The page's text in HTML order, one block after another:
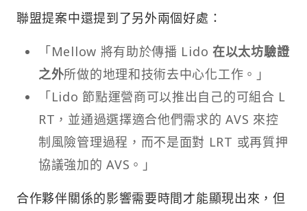
聯盟提案中還提到了另外兩個好處：
「Mellow 將有助於傳播 Lido 在以太坊驗證
之外所做的地理和技術去中心化工作。」
「Lido 節點運營商可以推出自己的可組合 L
RT，並通過選擇適合他們需求的 AVS 來控
制風險管理過程，而不是面對 LRT 或再質押
協議強加的 AVS。」
合作夥伴關係的影響需要時間才能顯現出來，但